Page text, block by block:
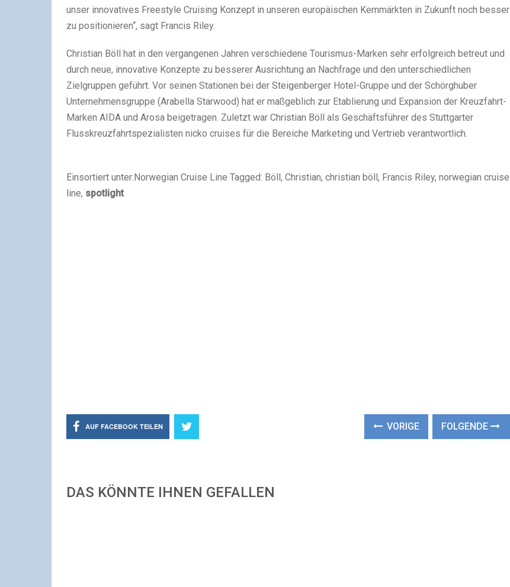
unser innovatives Freestyle Cruising Konzept in unseren europäischen Kernmärkten in Zukunft noch besser
zu positionieren“, sagt Francis Riley.
Christian Böll hat in den vergangenen Jahren verschiedene Tourismus-Marken sehr erfolgreich betreut und
durch neue, innovative Konzepte zu besserer Ausrichtung an Nachfrage und den unterschiedlichen
Zielgruppen geführt. Vor seinen Stationen bei der Steigenberger Hotel-Gruppe und der Schörghuber
Unternehmensgruppe (Arabella Starwood) hat er maßgeblich zur Etablierung und Expansion der Kreuzfahrt-
Marken AIDA und Arosa beigetragen. Zuletzt war Christian Böll als Geschäftsführer des Stuttgarter
Flusskreuzfahrtspezialisten nicko cruises für die Bereiche Marketing und Vertrieb verantwortlich.
Einsortiert unter:Norwegian Cruise Line Tagged: Böll, Christian, christian böll, Francis Riley, norwegian cruise
line, spotlight
AUF FACEBOOK TEILEN VORIGE FOLGENDE
DAS KÖNNTE IHNEN GEFALLEN